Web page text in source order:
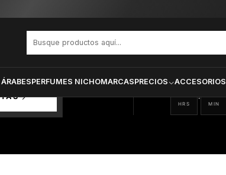
PERFUMES NICHOMARCASPRECIOS ACCESORIOS
21
HRS
: 33
MIN